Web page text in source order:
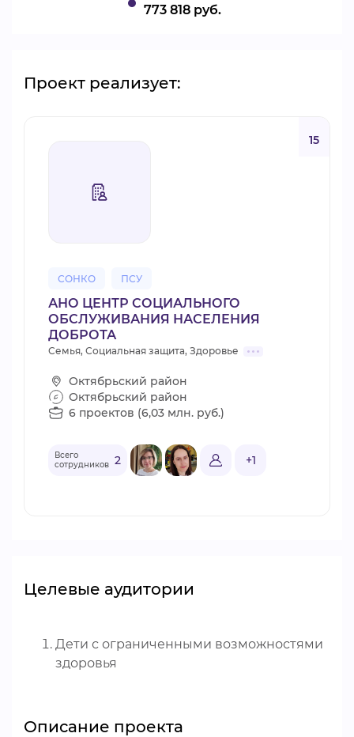
773 818 руб.
Проект реализует:
СОНКО ПСУ
15
АНО ЦЕНТР СОЦИАЛЬНОГО
ОБСЛУЖИВАНИЯ НАСЕЛЕНИЯ
ДОБРОТА
Семья, Социальная защита, Здоровье
Октябрьский район
Октябрьский район
6 проектов (6,03 млн. руб.)
Всего
сотрудников 2 +1
Целевые аудитории
Дети с ограниченными возможностями
здоровья
Описание проекта